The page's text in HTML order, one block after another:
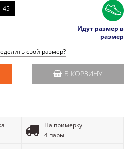
45
Идут размер в
размер
свой размер?
В КОРЗИНУ
На примерку
4 пары